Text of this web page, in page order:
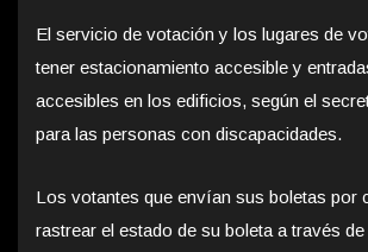
El servicio de votación y los lugares de
tener estacionamiento accesible y
accesibles en los edificios, según el
para las personas con discapacidades.
Los votantes que envían sus boletas por
rastrear el estado de su boleta a través